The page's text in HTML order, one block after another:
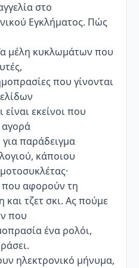
στο
Εγκλήματος. Πώς
μέλη κυκλωμάτων που
που γίνονται
εκείνοι που
αγορά
για παράδειγμα
κάποιου
που αφορούν τη
τζετ σκι. Ας πούμε
που
ένα ρολόι,
ηλεκτρονικό μήνυμα,